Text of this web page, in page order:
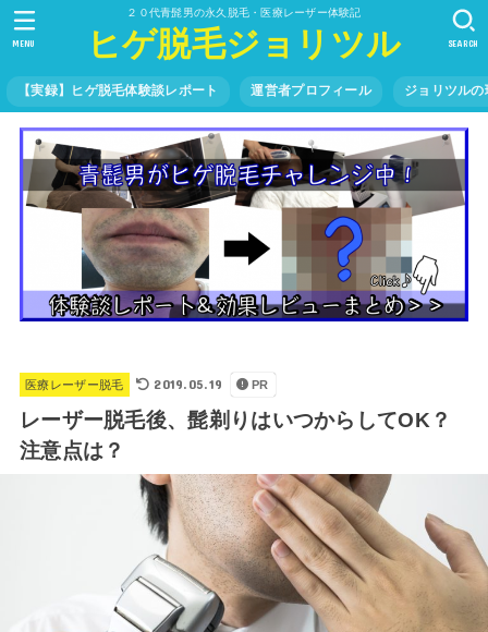
２０代青髭男の永久脱毛・医療レーザー体験記
ヒゲ脱毛ジョリツル
【実録】ヒゲ脱毛体験談レポート 運営者プロフィール ジョリツルの
SEARCH
MENU
医療レーザー脱毛 2019.05.19 PR
レーザー脱毛後、髭剃りはいつからしてOK？
注意点は？